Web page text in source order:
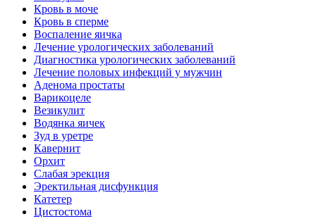
Кровь в моче
Кровь в сперме
Воспаление яичка
Лечение урологических заболеваний
Диагностика урологических заболеваний
Лечение половых инфекций у мужчин
Аденома простаты
Варикоцеле
Везикулит
Водянка яичек
Зуд в уретре
Кавернит
Орхит
Слабая эрекция
Эректильная дисфункция
Катетер
Цистостома